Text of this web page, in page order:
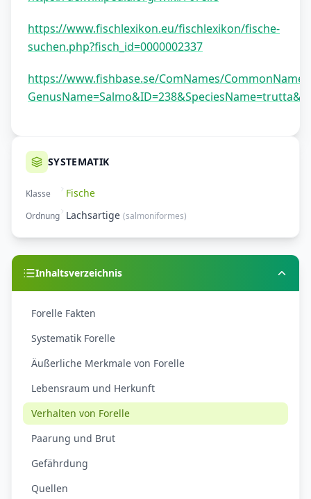
https://www.fischlexikon.eu/fischlexikon/fische-
suchen.php?fisch_id=0000002337
https://www.fishbase.se/ComNames/
SYSTEMATIK
Klasse Fische
Ordnung Lachsartige (salmoniformes)
Inhaltsverzeichnis
Forelle Fakten
Systematik Forelle
Äußerliche Merkmale von Forelle
Lebensraum und Herkunft
Verhalten von Forelle
Paarung und Brut
Gefährdung
Quellen